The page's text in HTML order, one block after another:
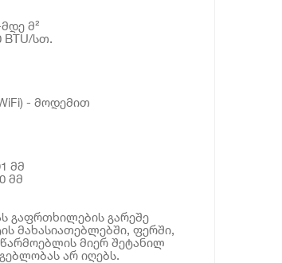
მ²
BTU/სთ.
- მოდემით
მმ
მმ
გაფრთხილების გარეშე
მახასიათებლებში, ფერში,
მიერ შეტანილ
არ იღებს.